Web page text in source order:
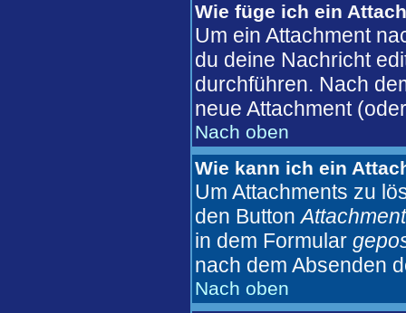
Wie füge ich ein
Um ein Attachment
du deine Nachricht
durchführen. Nach
neue Attachment
Nach oben
Wie kann ich ein
Um Attachments zu
den Button
in dem Formular
nach dem Absenden
Nach oben